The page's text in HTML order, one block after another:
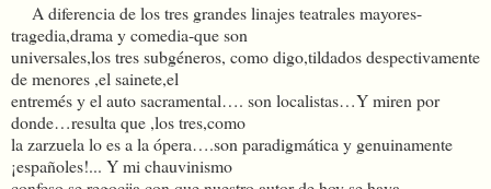
A diferencia de los tres grandes linajes teatrales mayores-
tragedia,drama y comedia-que son
universales,los tres subgéneros, como digo,tildados despectivamente
de menores ,el sainete,el
entremés y el auto sacramental…. son localistas…Y miren por
donde…resulta que ,los tres,como
la zarzuela lo es a la ópera….son paradigmática y genuinamente
¡españoles!... Y mi chauvinismo